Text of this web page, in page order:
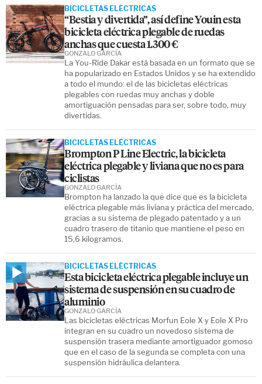
BICICLETAS ELÉCTRICAS
“Bestia y divertida”, así define Youin esta
bicicleta eléctrica plegable de ruedas
anchas que cuesta 1.300 €
La You-Ride Dakar está basada en un formato que se
ha popularizado en Estados Unidos y se ha extendido
a todo el mundo: el de las bicicletas eléctricas
plegables con ruedas muy anchas y doble
amortiguación pensadas para ser, sobre todo, muy
divertidas.
GONZALO GARCÍA
BICICLETAS ELÉCTRICAS
Brompton P Line Electric, la bicicleta
eléctrica plegable y liviana que no es para
ciclistas
Brompton ha lanzado la que dice que es la bicicleta
eléctrica plegable más liviana y práctica del mercado,
gracias a su sistema de plegado patentado y a un
cuadro trasero de titanio que mantiene el peso en
15,6 kilogramos.
GONZALO GARCÍA
BICICLETAS ELÉCTRICAS
Esta bicicleta eléctrica plegable incluye un
sistema de suspensión en su cuadro de
aluminio
Las bicicletas eléctricas Morfun Eole X y Eole X Pro
integran en su cuadro un novedoso sistema de
suspensión trasera mediante amortiguador gomoso
que en el caso de la segunda se completa con una
suspensión hidráulica delantera.
GONZALO GARCÍA